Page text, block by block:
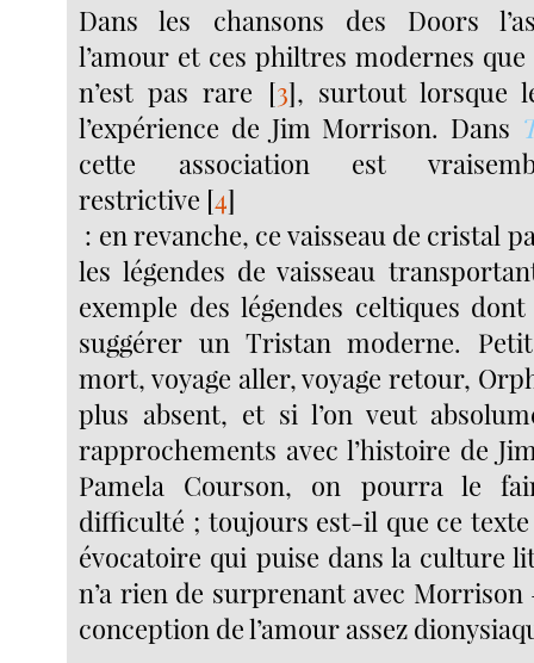
Dans les chansons des Doors
l’amour et ces philtres modernes
n’est pas rare [3], surtout lorsque
l’expérience de Jim Morrison. Dans
cette association est
restrictive [4]
: en revanche, ce vaisseau de cristal
les légendes de vaisseau
exemple des légendes celtiques
suggérer un Tristan moderne.
mort, voyage aller, voyage retour,
plus absent, et si l’on veut
rapprochements avec l’histoire de
Pamela Courson, on pourra le
difficulté ; toujours est-il que ce texte
évocatoire qui puise dans la culture
n’a rien de surprenant avec
conception de l’amour assez